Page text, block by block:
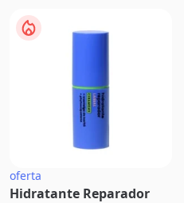
oferta
Hidratante Reparador